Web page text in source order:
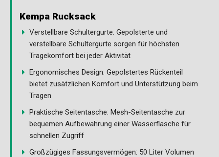
Kempa Rucksack
Verstellbare Schultergurte: Gepolsterte und
verstellbare Schultergurte sorgen für höchsten
Tragekomfort bei jeder Aktivität
Ergonomisches Design: Gepolstertes Rückenteil
bietet zusätzlichen Komfort und Unterstützung beim
Tragen
Praktische Seitentasche: Mesh-Seitentasche zur
bequemen Aufbewahrung einer Wasserflasche für
schnellen Zugriff
Großzügiges Fassungsvermögen: 50 Liter Volumen